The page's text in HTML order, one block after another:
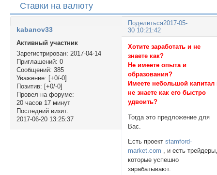
Ставки на валюту
Поделиться2017-05-
30 10:21:42
kabanov33
Активный участник
Зарегистрирован: 2017-04-14
Приглашений: 0
Сообщений: 385
Уважение: [+0/-0]
Позитив: [+0/-0]
Провел на форуме:
20 часов 17 минут
Последний визит:
2017-06-20 13:25:37
Хотите заработать и не
знаете как?
Не имеете опыта и
образования?
Имеете небольшой капитал
не знаете как его быстро
удвоить?
Тогда это предложение для
Вас.
Есть проектstamford-
market.com , и есть
которые успешно
зарабатывают.